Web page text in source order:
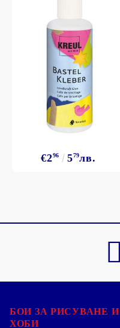
€296 579лв.
БОИ ЗА РИСУВАНЕ И
ХОБИ